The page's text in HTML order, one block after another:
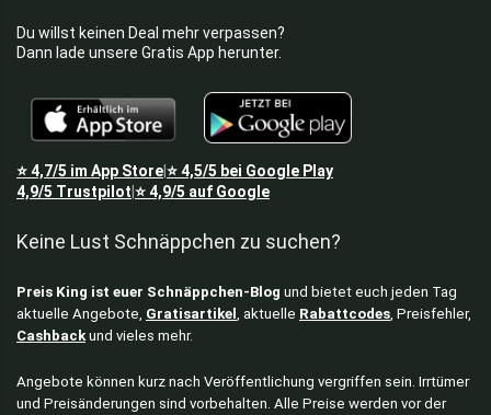
Du willst keinen Deal mehr verpassen?
Dann lade unsere Gratis App herunter.
⭐4,7/5 im App Store⭐4,5/5 bei Google Play
4,9/5 Trustpilot ⭐4,9/5 auf Google
Keine Lust Schnäppchen zu suchen?
Preis King ist euer Schnäppchen-Blog und bietet euch jeden Tag
aktuelle Angebote, Gratisartikel , aktuelle Rabattcodes , Preisfehler,
Cashback und vieles mehr.
Angebote können kurz nach Veröffentlichung vergriffen sein. Irrtümer
und Preisänderungen sind vorbehalten. Alle Preise werden vor der